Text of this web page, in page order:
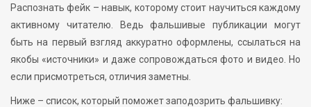
Распознать фейк – навык, которому стоит научиться каждому
активному читателю. Ведь фальшивые публикации могут
быть на первый взгляд аккуратно оформлены, ссылаться на
якобы «источники» и даже сопровождаться фото и видео. Но
если присмотреться, отличия заметны.
Ниже – список, который поможет заподозрить фальшивку: